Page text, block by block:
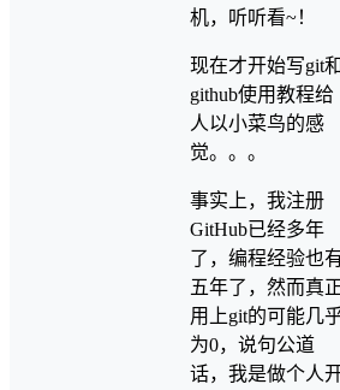
机，听听看~！
现在才开始写git和
github使用教程给
人以小菜鸟的感
觉。。。
事实上，我注册
GitHub已经多年
了，编程经验也
五年了，然而真
用上git的可能几
为0，说句公道
话，我是做个人